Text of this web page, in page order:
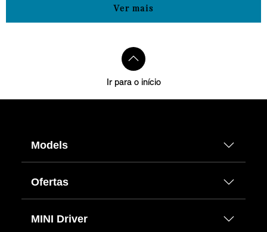
Ver mais
Ir para o início
Models
Ofertas
MINI Driver